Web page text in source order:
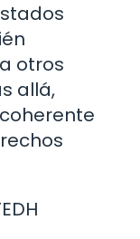
otros
allá,